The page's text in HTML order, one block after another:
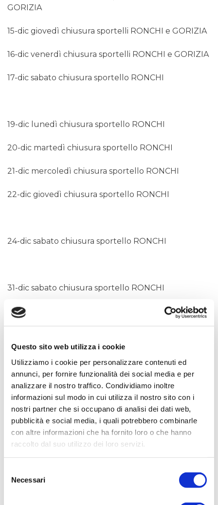
Questo sito web utilizza i cookie
Utilizziamo i cookie per personalizzare contenuti ed
annunci, per fornire funzionalità dei social media e per
analizzare il nostro traffico. Condividiamo inoltre
informazioni sul modo in cui utilizza il nostro sito con i
nostri partner che si occupano di analisi dei dati web,
pubblicità e social media, i quali potrebbero combinarle
con altre informazioni che ha fornito loro o che hanno
raccolto dal suo utilizzo dei loro servizi.
delNecessari
GORIZIA
15-dic giovedì chiusura sportelli RONCHI e GORIZIA
16-dic venerdì chiusura sportelli RONCHI e GORIZIA
17-dic sabato chiusura sportello RONCHI
19-dic lunedì chiusura sportello RONCHI
20-dic martedì chiusura sportello RONCHI
21-dic mercoledì chiusura sportello RONCHI
22-dic giovedì chiusura sportello RONCHI
24-dic sabato chiusura sportello RONCHI
31-dic sabato chiusura sportello RONCHI
Pagina aggiornata il 25/02/2025
CONDIVIDI
Notizie correlate